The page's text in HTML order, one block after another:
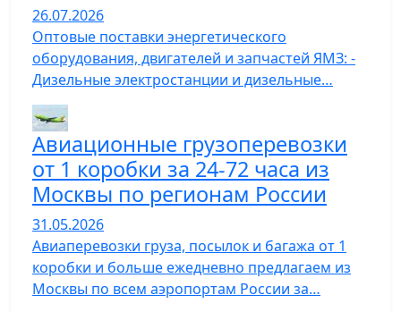
26.07.2026
Оптовые поставки энергетического
оборудования, двигателей и запчастей ЯМЗ: -
Дизельные электростанции и дизельные…
Авиационные грузоперевозки
от 1 коробки за 24-72 часа из
Москвы по регионам России
31.05.2026
Авиаперевозки груза, посылок и багажа от 1
коробки и больше ежедневно предлагаем из
Москвы по всем аэропортам России за…